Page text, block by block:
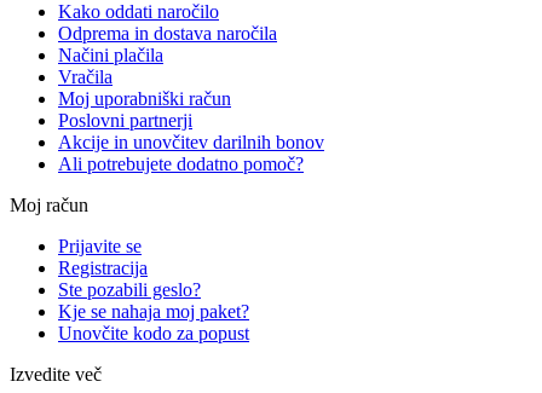
Kako oddati naročilo
Odprema in dostava naročila
Načini plačila
Vračila
Moj uporabniški račun
Poslovni partnerji
Akcije in unovčitev darilnih bonov
Ali potrebujete dodatno pomoč?
Moj račun
Prijavite se
Registracija
Ste pozabili geslo?
Kje se nahaja moj paket?
Unovčite kodo za popust
Izvedite več